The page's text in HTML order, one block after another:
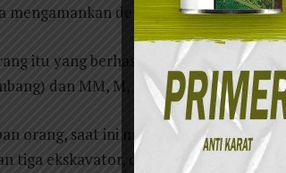
mengamankan delapan orang.
itu yang berhasil di amankan dari
dan MM, M, I dan ZA (lokasi
orang, saat ini masih kami periksa
tiga ekskavator, dua dari lokasi